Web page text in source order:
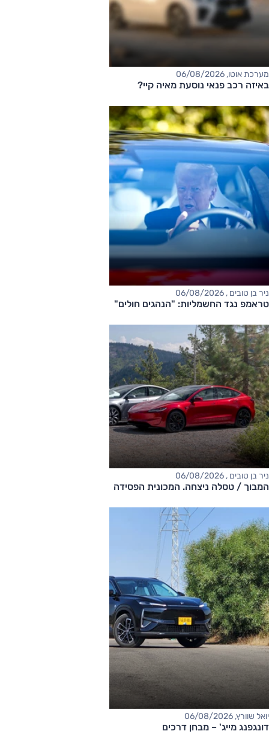
מערכת אוטו, 06/08/2026
באיזה רכב פנאי נוסעת מאיה קיי?
ניר בן טובים , 06/08/2026
טראמפ נגד החשמליות: "הנהגים חולים"
ניר בן טובים , 06/08/2026
המבוך / טסלה ניצחה. המכונית הפסידה
יואל שוורץ, 06/08/2026
דונגפנג מייג' – מבחן דרכים